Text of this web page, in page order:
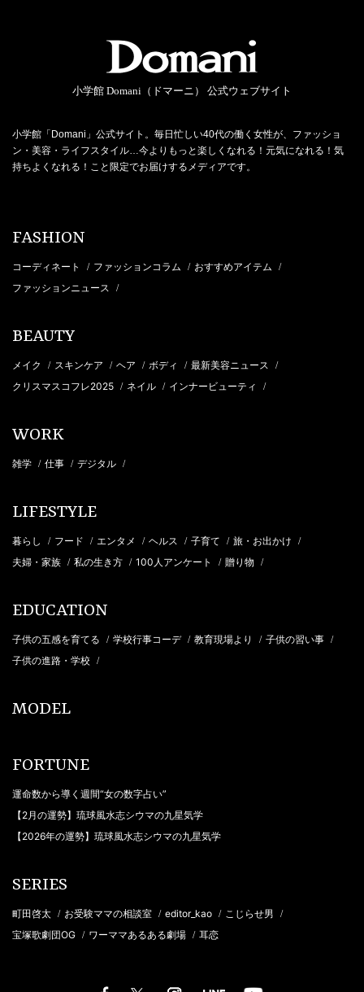
小学館 Domani（ドマーニ） 公式ウェブサイト
小学館「Domani」公式サイト。毎日忙しい40代の働く女性が、ファッショ
ン・美容・ライフスタイル…今よりもっと楽しくなれる！元気になれる！気
持ちよくなれる！こと限定でお届けするメディアです。
FASHION
コーディネート / ファッションコラム / おすすめアイテム /
ファッションニュース /
BEAUTY
メイク / スキンケア / ヘア / ボディ / 最新美容ニュース /
クリスマスコフレ2025 / ネイル / インナービューティ /
WORK
雑学 / 仕事 / デジタル /
LIFESTYLE
暮らし / フード / エンタメ / ヘルス / 子育て / 旅・お出かけ /
夫婦・家族 / 私の生き方 / 100人アンケート / 贈り物 /
EDUCATION
子供の五感を育てる / 学校行事コーデ / 教育現場より / 子供の習い事 /
子供の進路・学校 /
MODEL
FORTUNE
運命数から導く週間“女の数字占い”
【2月の運勢】琉球風水志シウマの九星気学
【2026年の運勢】琉球風水志シウマの九星気学
SERIES
町田啓太 / お受験ママの相談室 / editor_kao / こじらせ男 /
宝塚歌劇団OG / ワーママあるある劇場 / 耳恋